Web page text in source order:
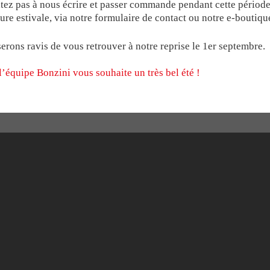
BabyfootPour le B90
Pour le Stadium
Médailles
Trophées
COMPÉTITION
LES POIGNÉES
LE MODÈLE
premier choix assurent la longévité et l’esthétique des
de vie moyenne constatée pour nos modèle B60 ou B90
l’obsolécence programmée est presque devenue la
a toujours fait partie des exigeances de notre marque,
pas à nous écrire et passer commande pendant cette
estivale, via notre formulaire de contact ou notre e-
ravis de vous retrouver à notre reprise le 1er septembre.
Bonzini vous souhaite un très bel été !